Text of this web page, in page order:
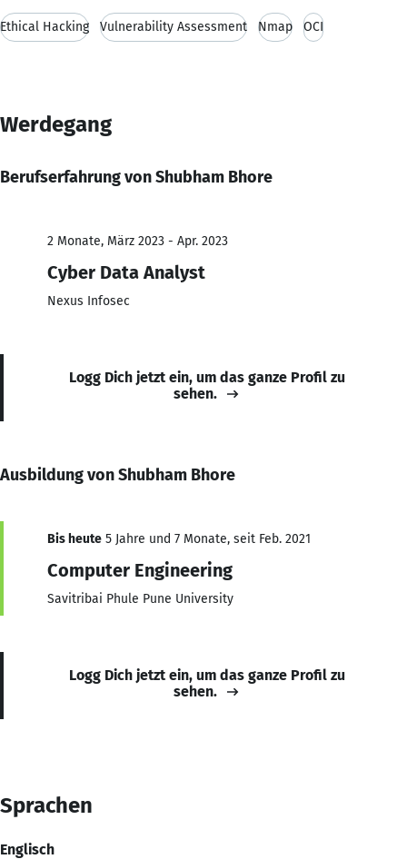
Ethical Hacking Vulnerability Assessment Nmap OCI
Werdegang
Berufserfahrung von Shubham Bhore
2 Monate, März 2023 - Apr. 2023
Cyber Data Analyst
Nexus Infosec
Logg Dich jetzt ein, um das ganze Profil zu
sehen.
Ausbildung von Shubham Bhore
Bis heute 5 Jahre und 7 Monate, seit Feb. 2021
Computer Engineering
Savitribai Phule Pune University
Logg Dich jetzt ein, um das ganze Profil zu
sehen.
Sprachen
Englisch